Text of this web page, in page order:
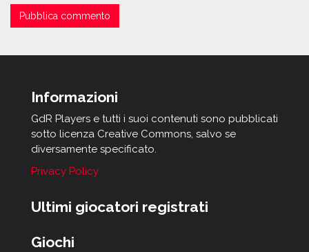
Informazioni
GdR Players e tutti i suoi contenuti sono pubblicati
sotto licenza Creative Commons, salvo se
diversamente specificato.
Privacy Policy
Ultimi giocatori registrati
Giochi